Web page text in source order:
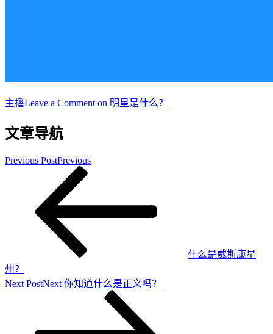
主播Leave a Comment on 明星是什么？
文章导航
Previous PostPrevious
什么是威斯康星
州？
Next PostNext 你知道什么是正义吗？